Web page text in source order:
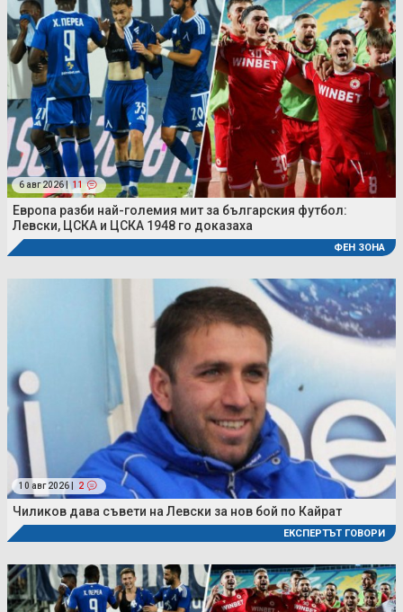
6 авг 2026 | 11
Европа разби най-големия мит за българския футбол:
Левски, ЦСКА и ЦСКА 1948 го доказаха
ФЕН ЗОНА
10 авг 2026 | 2
Чиликов дава съвети на Левски за нов бой по Кайрат
ЕКСПЕРТЪТ ГОВОРИ